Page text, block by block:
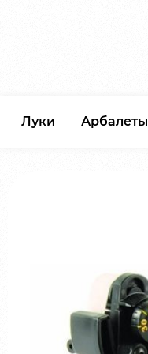
Луки Арбалеты